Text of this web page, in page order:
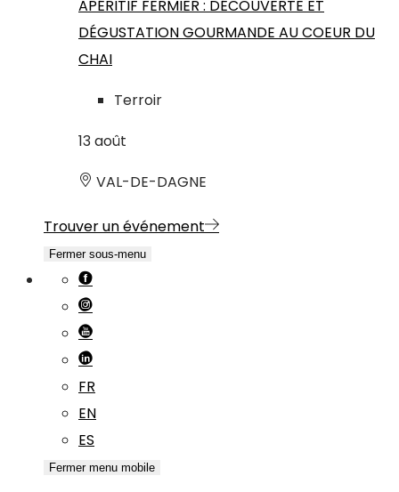
APÉRITIF FERMIER : DÉCOUVERTE ET
DÉGUSTATION GOURMANDE AU COEUR DU
CHAI
Terroir
13août
VAL-DE-DAGNE
Trouver un événement
Fermer sous-menu
FR
EN
ES
Fermer menu mobile